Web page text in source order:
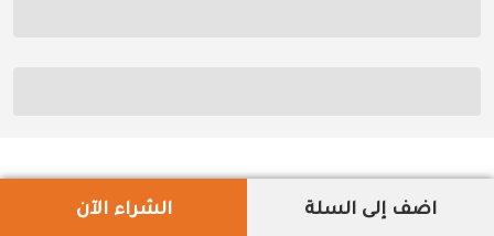
اضف إلى السلة الشراء الآن